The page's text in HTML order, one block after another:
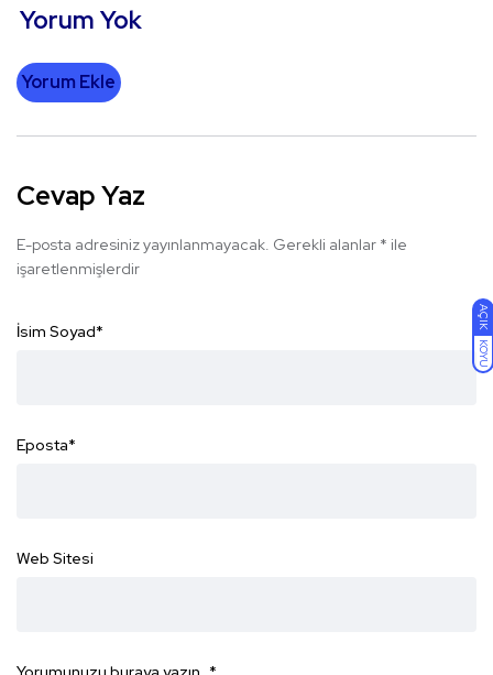
AÇIK
KOYU
Yorum Yok
Yorum Ekle
Cevap Yaz
E-posta adresiniz yayınlanmayacak. Gerekli alanlar * ile
işaretlenmişlerdir
İsim Soyad*
Eposta*
Web Sitesi